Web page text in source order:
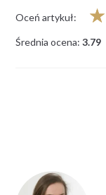
Oceń artykuł: ☆
Średnia ocena: 3.79